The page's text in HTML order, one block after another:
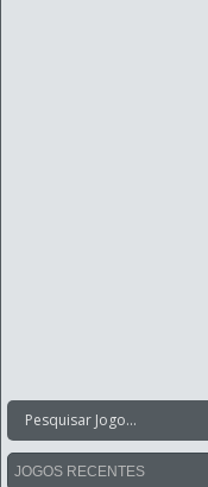
JOGOS RECENTES